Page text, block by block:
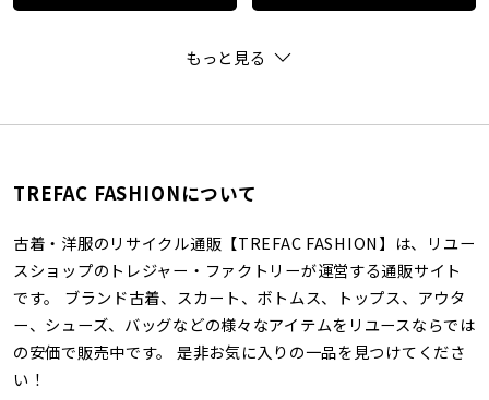
もっと見る
TREFAC FASHIONについて
古着・洋服のリサイクル通販【TREFAC FASHION】は、リユー
スショップのトレジャー・ファクトリーが運営する通販サイト
です。 ブランド古着、スカート、ボトムス、トップス、アウタ
ー、シューズ、バッグなどの様々なアイテムをリユースならでは
の安価で販売中です。 是非お気に入りの一品を見つけてくださ
い！